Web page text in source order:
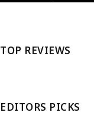
TOP REVIEWS
EDITORS PICKS